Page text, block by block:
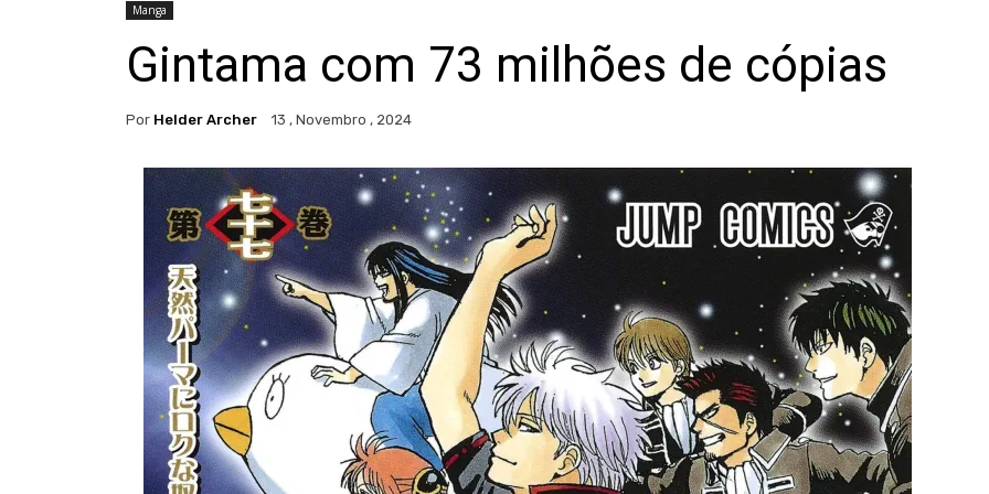
Manga
Gintama com 73 milhões de cópias
Por Helder Archer 13 , Novembro , 2024